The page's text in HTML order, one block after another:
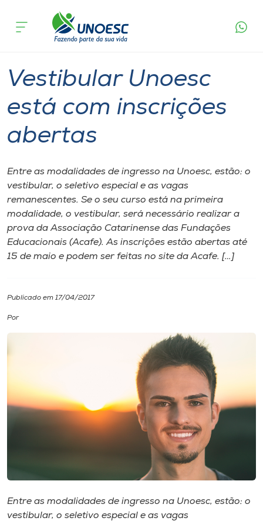
Cursos
Pesquisa
Atendimento ao Estudante
Portal de Ensino
A
Internacionalização
CPA
Rádio
acontece
Vestibular Unoesc
está com inscrições
abertas
Entre as modalidades de ingresso na Unoesc, estão: o
vestibular, o seletivo especial e as vagas
remanescentes. Se o seu curso está na primeira
modalidade, o vestibular, será necessário realizar a
prova da Associação Catarinense das Fundações
Educacionais (Acafe). As inscrições estão abertas até
15 de maio e podem ser feitas no site da Acafe. […]
Publicado em 17/04/2017
Por
Entre as modalidades de ingresso na Unoesc, estão: o
vestibular, o seletivo especial e as vagas